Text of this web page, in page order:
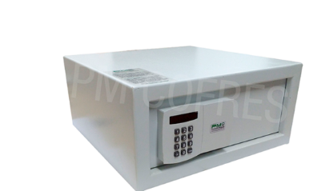
SOLICITAR
ORÇAMENTO